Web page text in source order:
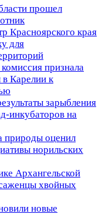
прошел
Красноярского края
для
признала
в Карелии к
зарыбления
инкубаторов на
природы оценил
норильских
Архангельской
хвойных
новые